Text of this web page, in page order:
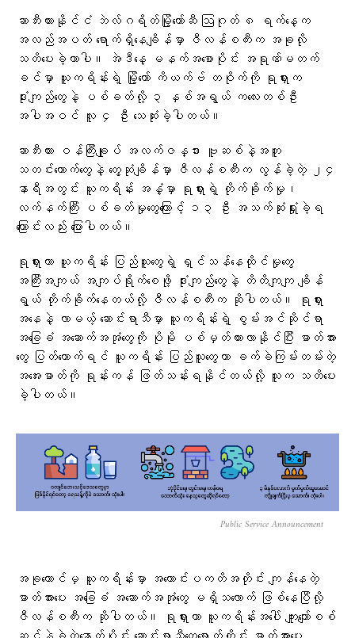
ဆာဘီးယားနိုင်ငံ ဘဲလ်ဂရိတ်မြို့တော်ဆီ ဩဂုတ် ၈ ရက်နေ့က
အလည်အပတ် ရောက်ရှိနေချိန်မှာ ဇီလန်စကီးက အခုလို
သတိပေးခဲ့တာပါ။ အဲဒီနေ့ မနက်အစောပိုင်း အရုဏ်မတက်
ခင်မှာ ယူကရိန်းရဲ့ မြို့တော် ကိယက်ဗ် တဝိုက်ကို ရုရှားက
ဒုံးကျည်တွေနဲ့ ပစ်ခတ်လို့ ၃ နှစ်အရွယ် ကလေးတစ်ဦး
အပါအဝင် လူ ၄ ဦး သေဆုံးခဲ့ပါတယ်။
ဆာဘီးယား ဝန်ကြီးချုပ် အလက်ဇန္ဒား ဗူဆစ်နဲ့အတူ
သတင်းထောက်တွေနဲ့ တွေ့ဆုံချိန်မှာ ဇီလန်စကီးက လွန်ခဲ့တဲ့ ၂၄
နာရီအတွင်း ယူကရိန်း အနှံ့မှာ ရုရှားရဲ့ တိုက်ခိုက်မှု၊
လက်နက်ကြီး ပစ်ခတ်မှုတွေကြောင့် ၁၃ ဦး အသက်ဆုံးရှုံးခဲ့ရ
ကြောင်းလည်း ပြောပါတယ်။
ရုရှားဟာ ယူကရိန်း ပြည်သူတွေရဲ့ ရှင်သန်နေထိုင်မှုတွေ
အကြီးအကျယ် အကျပ်ရိုက်စေဖို့ ဒုံးကျည်တွေနဲ့ တိတိကျကျ ချိန်
ရွယ် တိုက်ခိုက်နေတယ်လို့ ဇီလန်စကီးက ဆိုပါတယ်။ ရုရှား
အနေနဲ့ လာမယ့် ဆောင်းရာသီမှာ ယူကရိန်းရဲ့ စွမ်းအင်ဆိုင်ရာ
အခြေခံ အဆောက်အအုံတွေကို ပိုမို ပစ်မှတ်ထားလာနိုင်ပြီး ဓာတ်အား
တွေ ပြတ်တောက်ရင် ယူကရိန်း ပြည်သူတွေဟာ ခက်ခဲကြမ်းတမ်းတဲ့
အအေးဓာတ်ကို ရုန်းကန် ဖြတ်သန်းရနိုင်တယ်လို့ သူက သတိပေး
ခဲ့ပါတယ်။
Public Service Announcement
အခုတောင်မှ ယူကရိန်းမှာ အကောင်းပကတိအတိုင်း ကျန်နေတဲ့
ဓာတ်အားပေး အခြေခံ အဆောက်အအုံတွေ မရှိသလောက် ဖြစ်နေပြီလို့
ဇီလန်စကီးက ဆိုပါတယ်။ ရုရှားဟာ ယူကရိန်းအပေါ် ကျူးကျော်စစ်